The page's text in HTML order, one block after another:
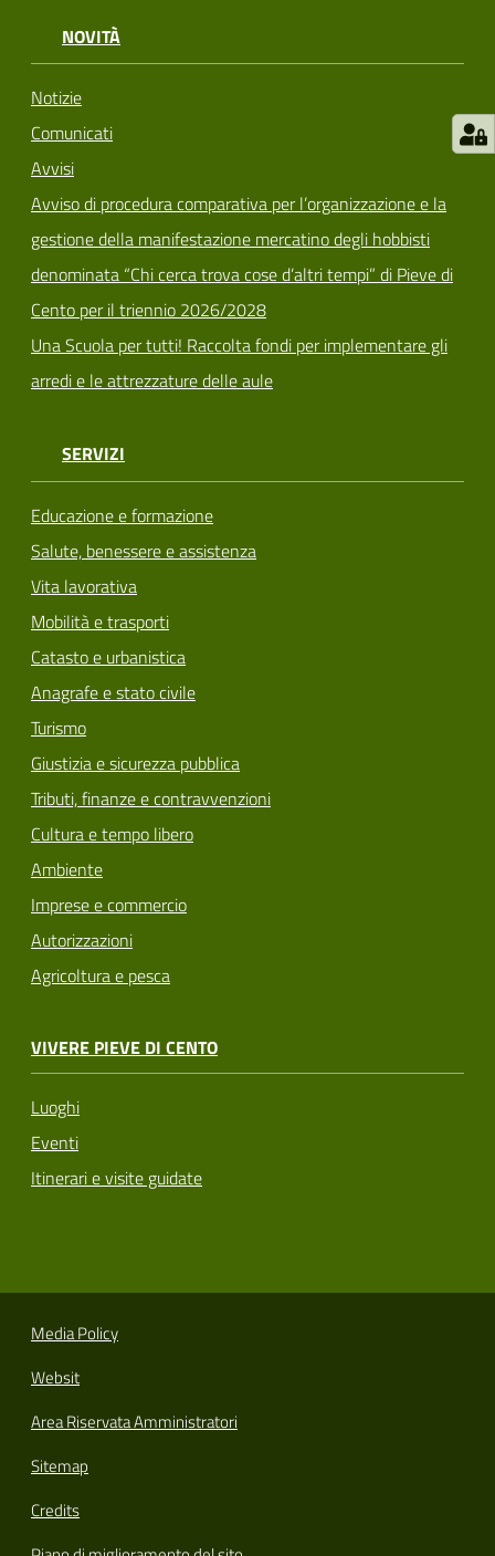
NOVITÀ
Notizie
Comunicati
Avvisi
Avviso di procedura comparativa per l’organizzazione e la
gestione della manifestazione mercatino degli hobbisti
denominata “Chi cerca trova cose d’altri tempi” di Pieve di
Cento per il triennio 2026/2028
Una Scuola per tutti! Raccolta fondi per implementare gli
arredi e le attrezzature delle aule
SERVIZI
Educazione e formazione
Salute, benessere e assistenza
Vita lavorativa
Mobilità e trasporti
Catasto e urbanistica
Anagrafe e stato civile
Turismo
Giustizia e sicurezza pubblica
Tributi, finanze e contravvenzioni
Cultura e tempo libero
Ambiente
Imprese e commercio
Autorizzazioni
Agricoltura e pesca
VIVERE PIEVE DI CENTO
Luoghi
Eventi
Itinerari e visite guidate
Media Policy
Websit
Area Riservata Amministratori
Sitemap
Credits